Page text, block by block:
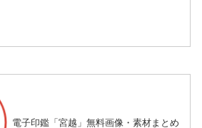
電子印鑑「宮越」無料画像・素材まとめ